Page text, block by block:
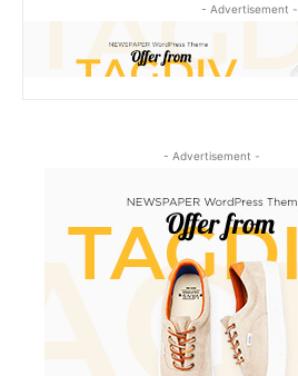
- Advertisement -
- Advertisement -